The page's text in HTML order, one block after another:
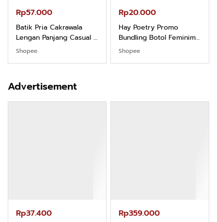
Rp57.000
Batik Pria Cakrawala
Lengan Panjang Casual -
Kemeja Batik Pria
Santai Slimfit Formal
Shopee
Rp20.000
Hay Poetry Promo
Bundling Botol Feminim
Care Perawatan
Shopee
Advertisement
Rp37.400 Rp359.000